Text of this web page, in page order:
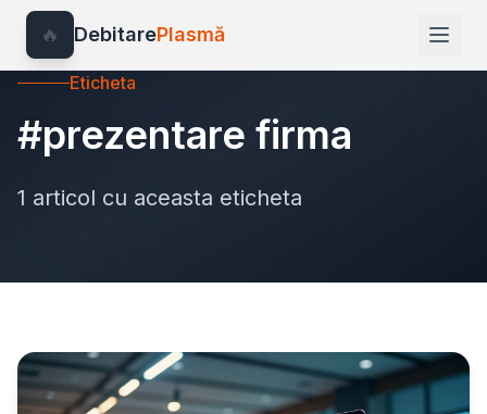
🔥 DebitarePlasmă
Eticheta
#prezentare firma
1 articol cu aceasta eticheta